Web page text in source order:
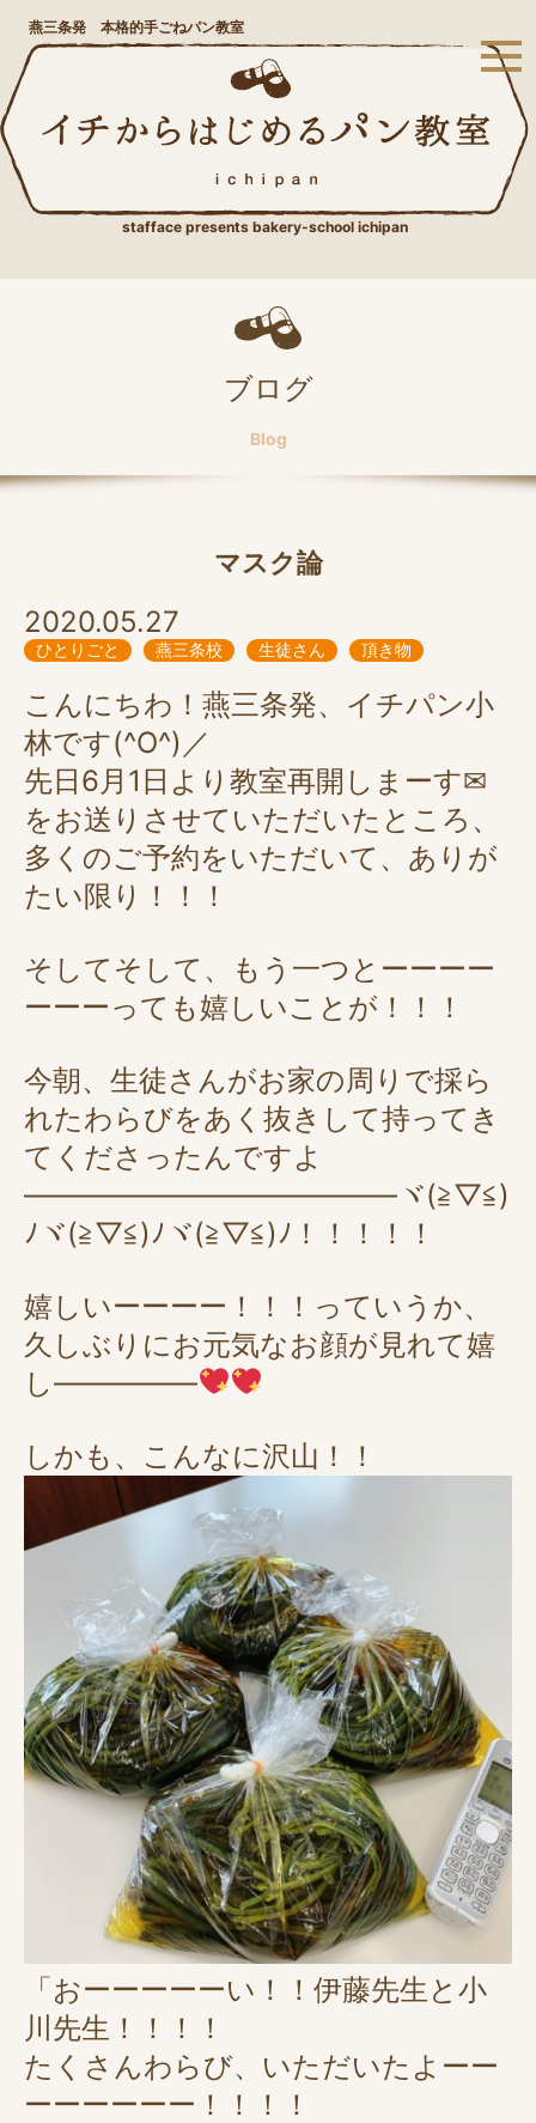
燕三条発 本格的手ごねパン教室
stafface presents bakery-school ichipan
ブログ
Blog
マスク論
2020.05.27
ひとりごと 燕三条校 生徒さん 頂き物
こんにちわ！燕三条発、イチパン小
林です(^O^)／
先日6月1日より教室再開しまーす✉
をお送りさせていただいたところ、
多くのご予約をいただいて、ありが
たい限り！！！
そしてそして、もう一つとーーーー
ーーーっても嬉しいことが！！！
今朝、生徒さんがお家の周りで採ら
れたわらびをあく抜きして持ってき
てくださったんですよ
―――――――――――――ヾ(≧▽≦)
ﾉヾ(≧▽≦)ﾉヾ(≧▽≦)ﾉ！！！！！
嬉しいーーーー！！！っていうか、
久しぶりにお元気なお顔が見れて嬉
し―――――
しかも、こんなに沢山！！
「おーーーーーい！！伊藤先生と小
川先生！！！！
たくさんわらび、いただいたよーー
ーーーーーー！！！！